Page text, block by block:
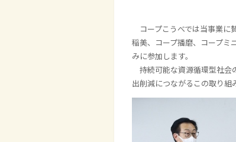
コープこうべでは当事業に
稲美、コープ播磨、コープミ
みに参加します。
持続可能な資源循環型社会
出削減につながるこの取り組